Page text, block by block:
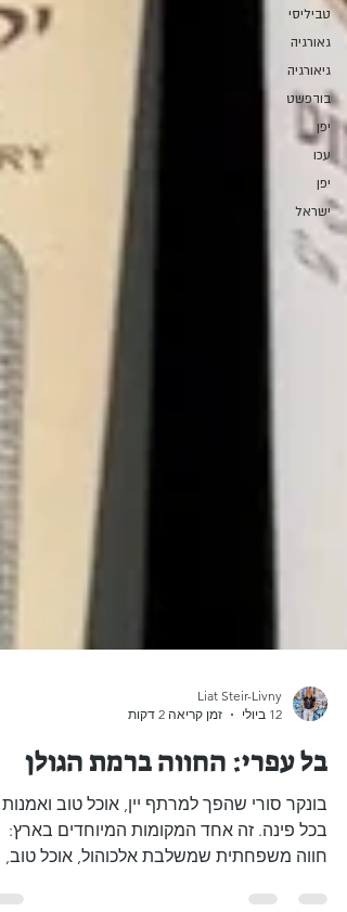
טביליסי
גאורגיה
גיאורגיה
בודפשט
יפן
עכו
יפן
ישראל
Liat Steir-Livny
בל עפרי: החווה ברמת הגולן
בונקר סורי שהפך למרתף יין, אוכל טוב ואמנות
בכל פינה. זה אחד המקומות המיוחדים בארץ: